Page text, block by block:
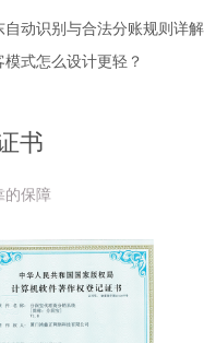
动识别与合法分账规则详解
式怎么设计更轻？
书
的保障